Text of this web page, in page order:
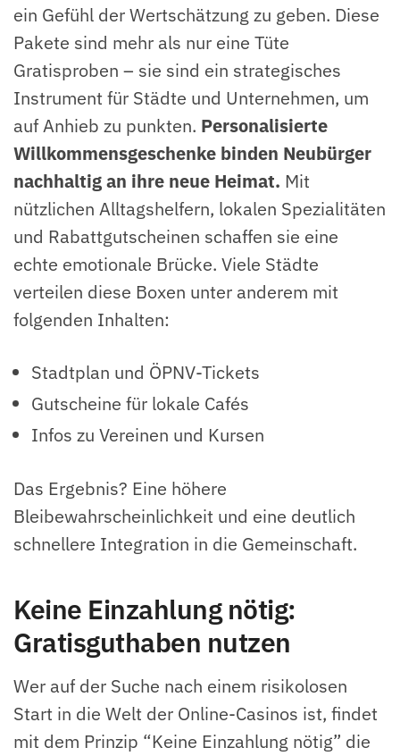
ein Gefühl der Wertschätzung zu geben. Diese
Pakete sind mehr als nur eine Tüte
Gratisproben – sie sind ein strategisches
Instrument für Städte und Unternehmen, um
auf Anhieb zu punkten. Personalisierte
Willkommensgeschenke binden Neubürger
nachhaltig an ihre neue Heimat. Mit
nützlichen Alltagshelfern, lokalen Spezialitäten
und Rabattgutscheinen schaffen sie eine
echte emotionale Brücke. Viele Städte
verteilen diese Boxen unter anderem mit
folgenden Inhalten:
Stadtplan und ÖPNV-Tickets
Gutscheine für lokale Cafés
Infos zu Vereinen und Kursen
Das Ergebnis? Eine höhere
Bleibewahrscheinlichkeit und eine deutlich
schnellere Integration in die Gemeinschaft.
Keine Einzahlung nötig:
Gratisguthaben nutzen
Wer auf der Suche nach einem risikolosen
Start in die Welt der Online-Casinos ist, findet
mit dem Prinzip “Keine Einzahlung nötig” die